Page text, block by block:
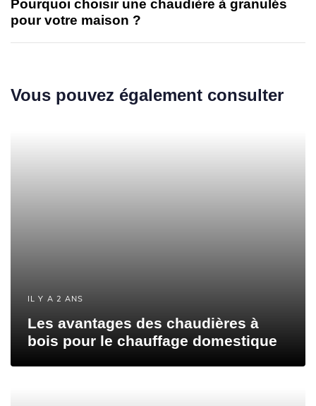
Pourquoi choisir une chaudière à granulés
pour votre maison ?
Vous pouvez également consulter
IL Y A 2 ANS
Les avantages des chaudières à
bois pour le chauffage domestique